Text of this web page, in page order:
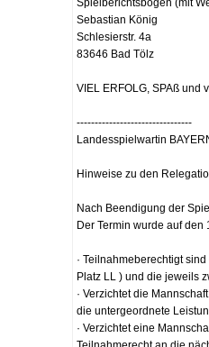
Spielberichtsbögen (mit
Sebastian König
Schlesierstr. 4a
83646 Bad Tölz
VIEL ERFOLG, SPAß und
--------------------------------
Landesspielwartin
Hinweise zu den
Nach Beendigung der
Der Termin wurde auf
· Teilnahmeberechtigt
Platz LL ) und die jeweils
· Verzichtet die
die untergeordnete
· Verzichtet eine